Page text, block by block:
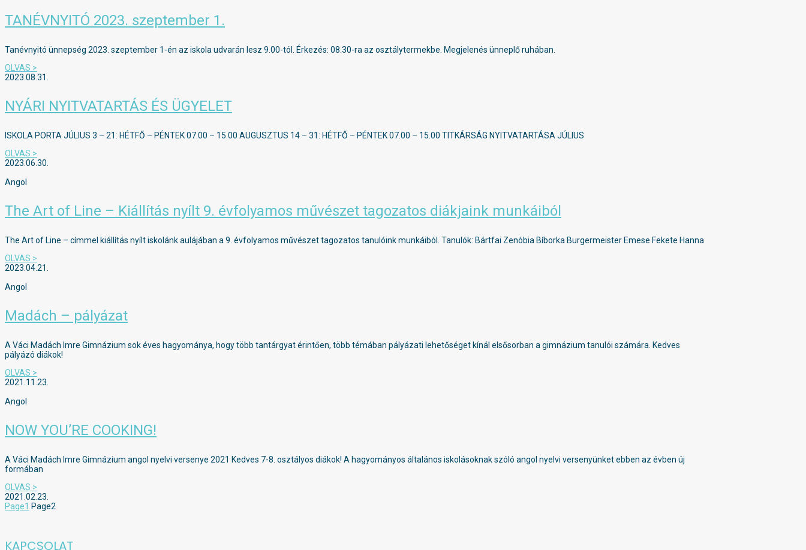
TANÉVNYITÓ 2023. szeptember 1.
Tanévnyitó ünnepség 2023. szeptember 1-én az iskola udvarán lesz 9.00-tól. Érkezés: 08.30-ra az osztálytermekbe. Megjelenés ünneplő ruhában.
OLVAS >
2023.08.31.
NYÁRI NYITVATARTÁS ÉS ÜGYELET
ISKOLA PORTA JÚLIUS 3 – 21: HÉTFŐ – PÉNTEK 07.00 – 15.00 AUGUSZTUS 14 – 31: HÉTFŐ – PÉNTEK 07.00 – 15.00 TITKÁRSÁG NYITVATARTÁSA JÚLIUS
OLVAS >
2023.06.30.
Angol
The Art of Line – Kiállítás nyílt 9. évfolyamos művészet tagozatos diákjaink munkáiból
The Art of Line – címmel kiállítás nyílt iskolánk aulájában a 9. évfolyamos művészet tagozatos tanulóink munkáiból. Tanulók: Bártfai Zenóbia Bíborka Burgermeister Emese Fekete Hanna
OLVAS >
2023.04.21.
Angol
Madách – pályázat
A Váci Madách Imre Gimnázium sok éves hagyománya, hogy több tantárgyat érintően, több témában pályázati lehetőséget kínál elsősorban a gimnázium tanulói számára. Kedves
pályázó diákok!
OLVAS >
2021.11.23.
Angol
NOW YOU’RE COOKING!
A Váci Madách Imre Gimnázium angol nyelvi versenye 2021 Kedves 7-8. osztályos diákok! A hagyományos általános iskolásoknak szóló angol nyelvi versenyünket ebben az évben új
formában
OLVAS >
2021.02.23.
Page1 Page2
KAPCSOLAT